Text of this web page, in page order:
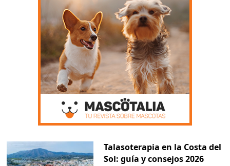
Talasoterapia en la Costa del
Sol: guía y consejos 2026